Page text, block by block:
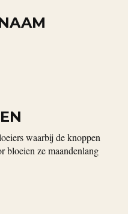
waarbij de knoppen
bloeien ze maandenlang